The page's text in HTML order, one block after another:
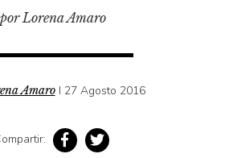
libros
por Lorena Amaro
Amaro I 27 Agosto 2016